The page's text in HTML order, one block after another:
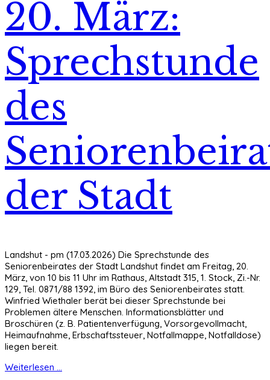
20. März:
Sprechstunde
des
der Stadt
Landshut - pm (17.03.2026) Die Sprechstunde des
Seniorenbeirates der Stadt Landshut findet am Freitag, 20.
März, von 10 bis 11 Uhr im Rathaus, Altstadt 315, 1. Stock, Zi.-Nr.
129, Tel. 0871/88 1392, im Büro des Seniorenbeirates statt.
Winfried Wiethaler berät bei dieser Sprechstunde bei
Problemen ältere Menschen. Informationsblätter und
Broschüren (z. B. Patientenverfügung, Vorsorgevollmacht,
Heimaufnahme, Erbschaftssteuer, Notfallmappe, Notfalldose)
liegen bereit.
Weiterlesen ...